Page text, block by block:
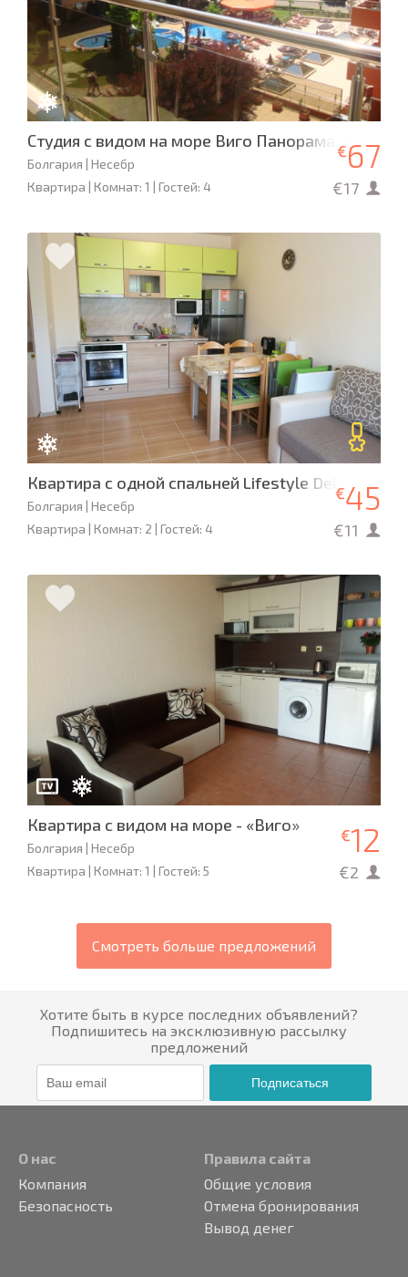
Студия с видом на море Виго Панорама, Несебр
Болгария | Несебр
Квартира | Комнат: 1 | Гостей: 4
€67
€17
Квартира с одной спальней Lifestyle DeLuxe E-20
Болгария | Несебр
Квартира | Комнат: 2 | Гостей: 4
€45
€11
Квартира с видом на море - «Виго»
Болгария | Несебр
Квартира | Комнат: 1 | Гостей: 5
€12
€2
Смотреть больше предложений
Хотите быть в курсе последних объявлений?
Подпишитесь на эксклюзивную рассылку
предложений
Подписаться
О нас
Компания
Безопасность
Правила сайта
Общие условия
Отмена бронирования
Вывод денег